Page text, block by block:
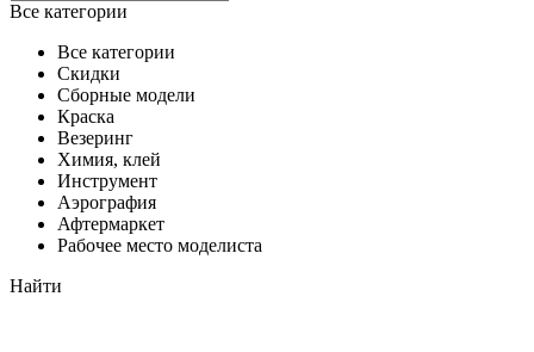
Все категории
Все категории
Скидки
Сборные модели
Краска
Везеринг
Химия, клей
Инструмент
Аэрография
Афтермаркет
Рабочее место моделиста
Найти